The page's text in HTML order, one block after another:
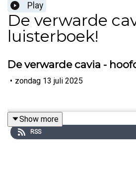
Play
De verwarde
luisterboek!
De verwarde cavia -
• zondag 13 juli 2025
Show more
RSS